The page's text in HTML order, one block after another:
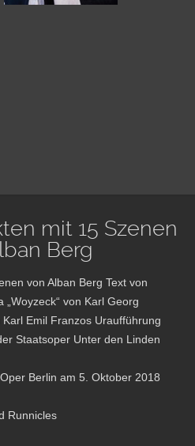
mit 15 Szenen
Berg
von Alban Berg Text von
von Karl Georg
Emil Franzos Uraufführung
Staatsoper Unter den Linden
Berlin am 5. Oktober 2018
Runnicles